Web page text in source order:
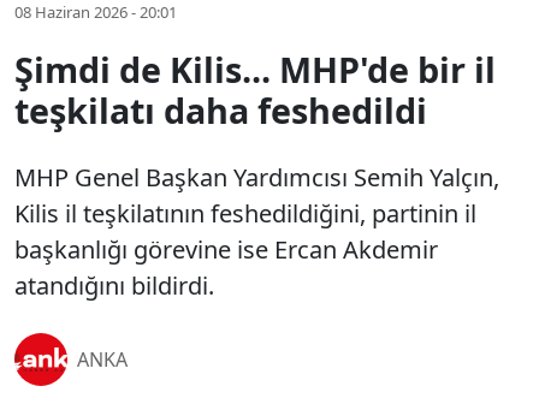
08 Haziran 2026 - 20:01
Şimdi de Kilis... MHP'de bir il
teşkilatı daha feshedildi
MHP Genel Başkan Yardımcısı Semih Yalçın,
Kilis il teşkilatının feshedildiğini, partinin il
başkanlığı görevine ise Ercan Akdemir
atandığını bildirdi.
ANKA